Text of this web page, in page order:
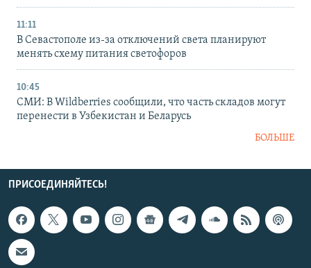
11:11
В Севастополе из-за отключений света планируют
менять схему питания светофоров
10:45
СМИ: В Wildberries сообщили, что часть складов могут
перенести в Узбекистан и Беларусь
БОЛЬШЕ
ПРИСОЕДИНЯЙТЕСЬ!